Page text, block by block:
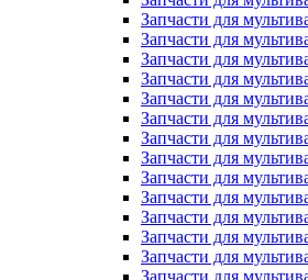
Запчасти для
Запчасти для
Запчасти для
Запчасти для
Запчасти для
Запчасти для
Запчасти для
Запчасти для
Запчасти для
Запчасти для
Запчасти для
Запчасти для
Запчасти для
Запчасти для